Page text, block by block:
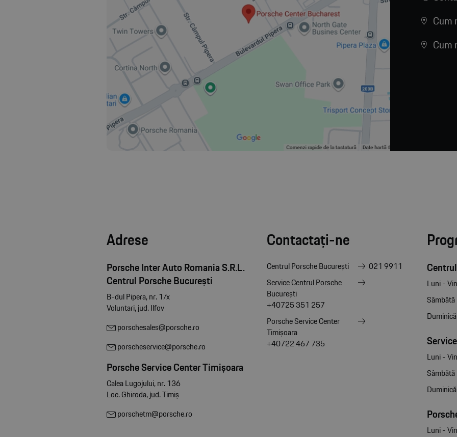
Cum
Cum
Adrese
Porsche Inter Auto Romania S.R.L.
Centrul Porsche București
B-dul Pipera, nr. 1/x
Voluntari, jud. Ilfov
porschesales@porsche.ro
porscheservice@porsche.ro
Porsche Service Center Timișoara
Calea Lugojului, nr. 136
Loc. Ghiroda, jud. Timiș
porschetm@porsche.ro
Contactați-ne
Centrul Porsche București
021 9911
Service Centrul Porsche
București
+40725 351 257
Porsche Service Center
Timișoara
+40722 467 735
Luni -
Sâmbătă
Duminică
Luni -
Sâmbătă
Duminică
Luni -